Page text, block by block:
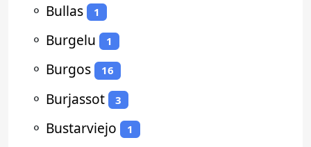
⚬ Bullas 1
⚬ Burgelu 1
⚬ Burgos 16
⚬ Burjassot 3
⚬ Bustarviejo 1